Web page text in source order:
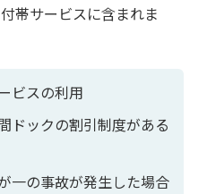
帯サービスに含まれま
ビスの利用
ドックの割引制度がある
一の事故が発生した場合